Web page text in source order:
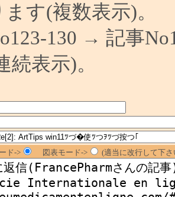
ます(複数表示)。
130 → 記事
続表示)。
ド->
図表モード-> (適当に改行して下